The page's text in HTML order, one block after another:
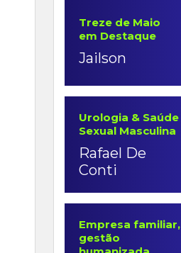
Treze de Maio
em Destaque
Jailson
Urologia & Saúde
Sexual Masculina
Rafael De
Conti
Empresa familiar,
gestão